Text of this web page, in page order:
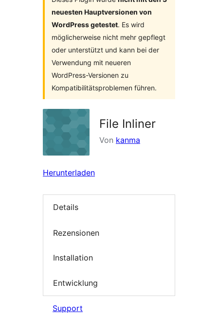
neuesten Hauptversionen von
WordPress getestet. Es wird
möglicherweise nicht mehr gepflegt
oder unterstützt und kann bei der
Verwendung mit neueren
WordPress-Versionen zu
Kompatibilitätsproblemen führen.
File Inliner
Von kanma
Herunterladen
Details
Rezensionen
Installation
Entwicklung
Support